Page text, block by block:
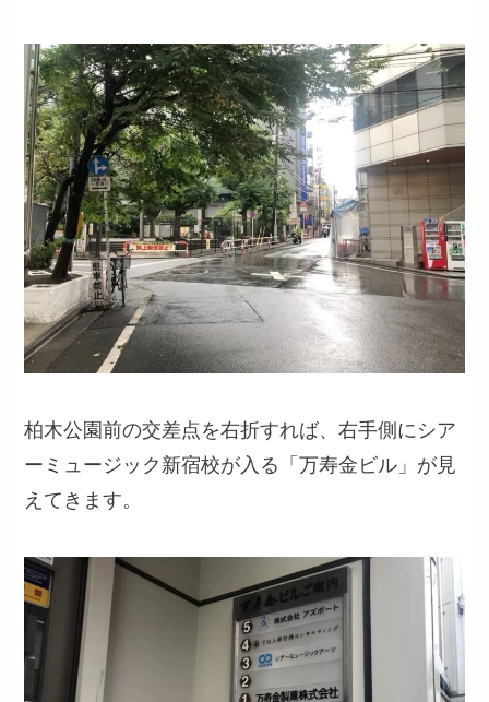
柏木公園前の交差点を右折すれば、右手側にシア
ーミュージック新宿校が入る「万寿金ビル」が見
えてきます。